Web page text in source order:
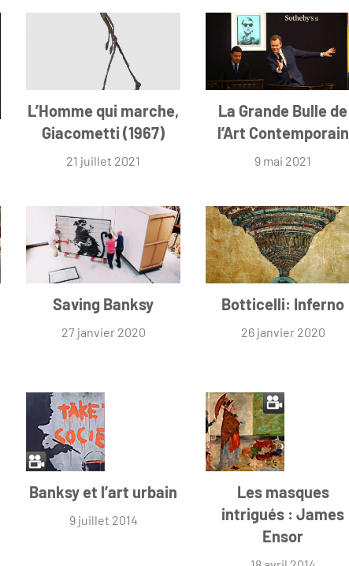
L’Homme qui marche,
Giacometti (1967)
21 juillet 2021
La Grande Bulle de
l’Art Contemporain
9 mai 2021
Saving Banksy
27 janvier 2020
Botticelli: Inferno
26 janvier 2020
Banksy et l’art urbain
9 juillet 2014
Les masques
intrigués : James
Ensor